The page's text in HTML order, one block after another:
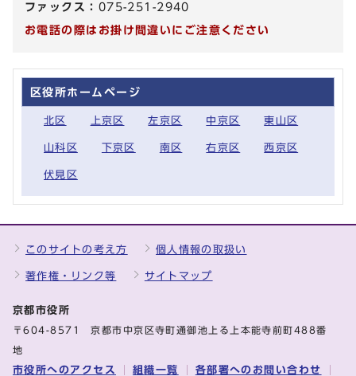
ファックス： 075-251-2940
お電話の際はお掛け間違いにご注意ください
区役所ホームページ
北区 上京区 左京区 中京区 東山区
山科区 下京区 南区 右京区 西京区
伏見区
このサイトの考え方 個人情報の取扱い
著作権・リンク等 サイトマップ
京都市役所
〒604-8571 京都市中京区寺町通御池上る上本能寺前町488番
地
市役所へのアクセス 組織一覧 各部署へのお問い合わせ